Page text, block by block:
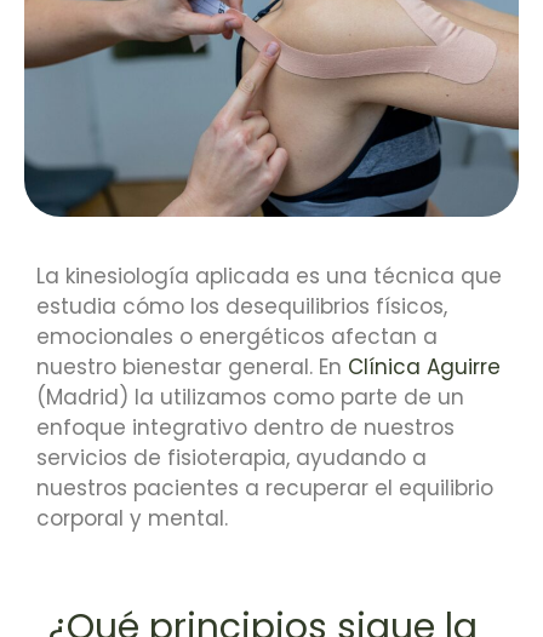
La kinesiología aplicada es una técnica que
estudia cómo los desequilibrios físicos,
emocionales o energéticos afectan a
nuestro bienestar general. En Clínica Aguirre
(Madrid) la utilizamos como parte de un
enfoque integrativo dentro de nuestros
servicios de fisioterapia, ayudando a
nuestros pacientes a recuperar el equilibrio
corporal y mental.